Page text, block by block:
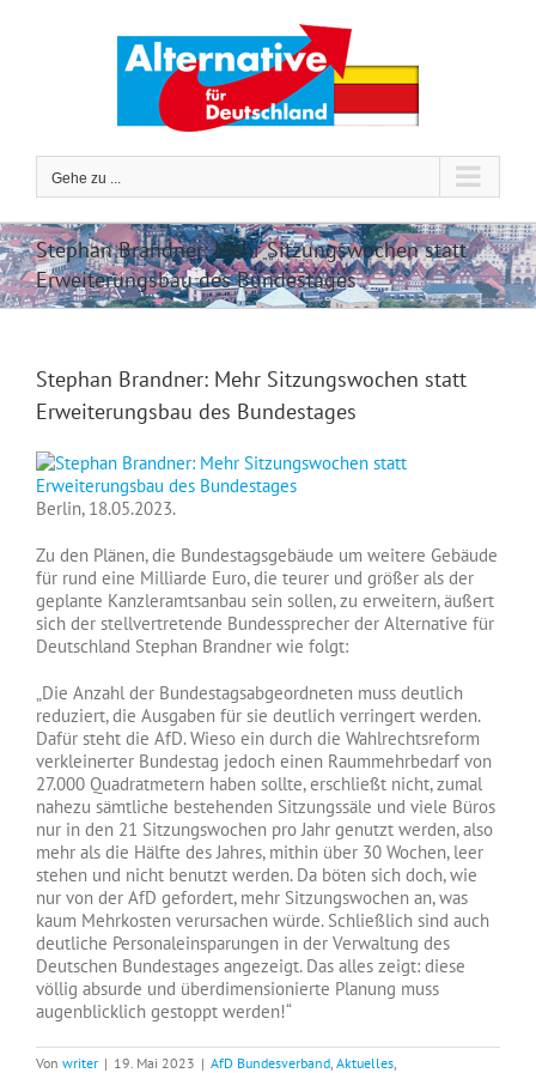
Gehe zu ...
Stephan Brandner: Mehr Sitzungswochen statt
Erweiterungsbau des Bundestages
Stephan Brandner: Mehr Sitzungswochen statt
Erweiterungsbau des Bundestages
Berlin, 18.05.2023.
Zu den Plänen, die Bundestagsgebäude um weitere Gebäude
für rund eine Milliarde Euro, die teurer und größer als der
geplante Kanzleramtsanbau sein sollen, zu erweitern, äußert
sich der stellvertretende Bundessprecher der Alternative für
Deutschland Stephan Brandner wie folgt:
„Die Anzahl der Bundestagsabgeordneten muss deutlich
reduziert, die Ausgaben für sie deutlich verringert werden.
Dafür steht die AfD. Wieso ein durch die Wahlrechtsreform
verkleinerter Bundestag jedoch einen Raummehrbedarf von
27.000 Quadratmetern haben sollte, erschließt nicht, zumal
nahezu sämtliche bestehenden Sitzungssäle und viele Büros
nur in den 21 Sitzungswochen pro Jahr genutzt werden, also
mehr als die Hälfte des Jahres, mithin über 30 Wochen, leer
stehen und nicht benutzt werden. Da böten sich doch, wie
nur von der AfD gefordert, mehr Sitzungswochen an, was
kaum Mehrkosten verursachen würde. Schließlich sind auch
deutliche Personaleinsparungen in der Verwaltung des
Deutschen Bundestages angezeigt. Das alles zeigt: diese
völlig absurde und überdimensionierte Planung muss
augenblicklich gestoppt werden!“
Von writer | 19. Mai 2023 | AfD Bundesverband Aktuelles